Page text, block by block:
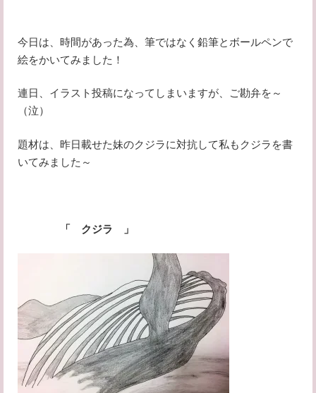
今日は、時間があった為、筆ではなく鉛筆とボールペンで
絵をかいてみました！
連日、イラスト投稿になってしまいますが、ご勘弁を～
（泣）
題材は、昨日載せた妹のクジラに対抗して私もクジラを書
いてみました～
「 クジラ 」